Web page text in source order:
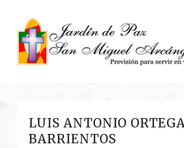
LUIS ANTONIO
BARRIENTOS